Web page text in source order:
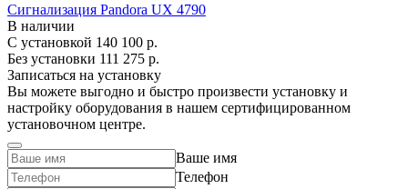
Сигнализация Pandora UX 4790
В наличии
С установкой 140 100 р.
Без установки 111 275 р.
Записаться на установку
Вы можете выгодно и быстро произвести установку и
настройку оборудования в нашем сертифицированном
установочном центре.
Ваше имя
Телефон